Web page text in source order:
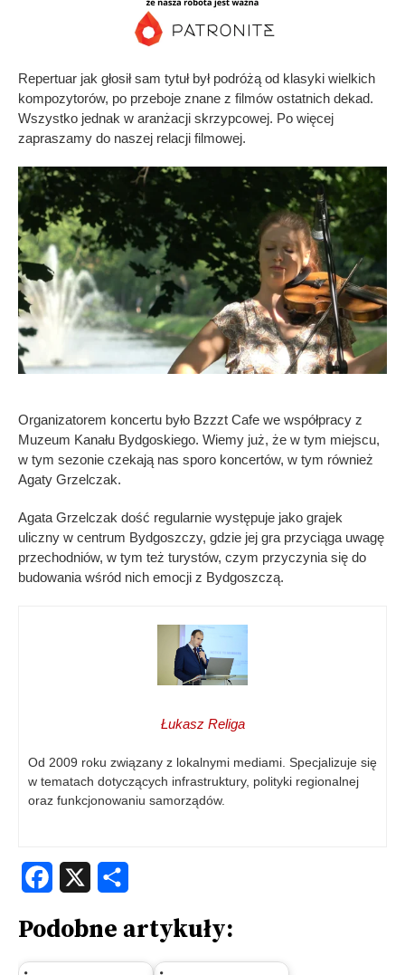
Repertuar jak głosił sam tytuł był podróżą od klasyki wielkich
kompozytorów, po przeboje znane z filmów ostatnich dekad.
Wszystko jednak w aranżacji skrzypcowej. Po więcej
zapraszamy do naszej relacji filmowej.
Organizatorem koncertu było Bzzzt Cafe we współpracy z
Muzeum Kanału Bydgoskiego. Wiemy już, że w tym miejscu,
w tym sezonie czekają nas sporo koncertów, w tym również
Agaty Grzelczak.
Agata Grzelczak dość regularnie występuje jako grajek
uliczny w centrum Bydgoszczy, gdzie jej gra przyciąga uwagę
przechodniów, w tym też turystów, czym przyczynia się do
budowania wśród nich emocji z Bydgoszczą.
Łukasz Religa
Od 2009 roku związany z lokalnymi mediami. Specjalizuje się
w tematach dotyczących infrastruktury, polityki regionalnej
oraz funkcjonowaniu samorządów.
Facebook
Podobne artykuły: